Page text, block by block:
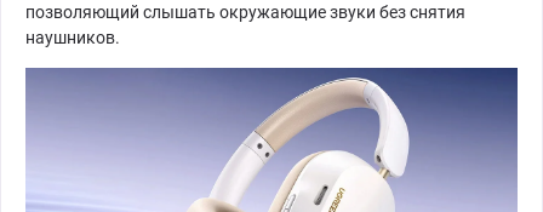
позволяющий слышать окружающие звуки без снятия
наушников.